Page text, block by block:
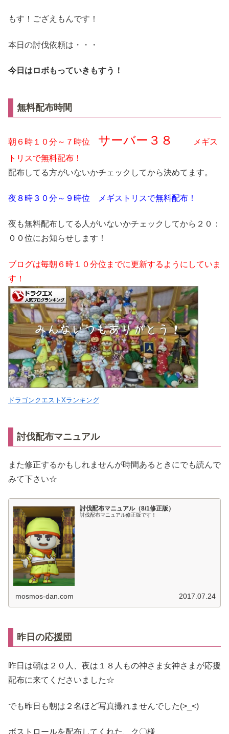
もす！ござえもんです！
本日の討伐依頼は・・・
今日はロボもっていきもすう！
無料配布時間
朝６時１０分～７時位 サーバー３８
メギス
トリスで無料配布！
配布してる方がいないかチェックしてから決めてます。
夜８時３０分～９時位 メギストリスで無料配布！
夜も無料配布してる人がいないかチェックしてから２０：
００位にお知らせします！
ブログは毎朝６時１０分位までに更新するようにしていま
す！
ドラゴンクエストXランキング
討伐配布マニュアル
また修正するかもしれませんが時間あるときにでも読んで
みて下さい☆
討伐配布マニュアル（8/1修正版）
討伐配布マニュアル修正版です！
mosmos-dan.com 2017.07.24
昨日の応援団
昨日は朝は２０人、夜は１８人もの神さま女神さまが応援
配布に来てくださいました☆
でも昨日も朝は２名ほど写真撮れませんでした(>_<)
ボストロールを配布してくれた、ク〇様